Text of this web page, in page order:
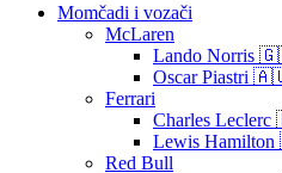
Momčadi i vozači
McLaren
Lando Norris
Oscar Piastri
Ferrari
Charles
Lewis
Red Bull